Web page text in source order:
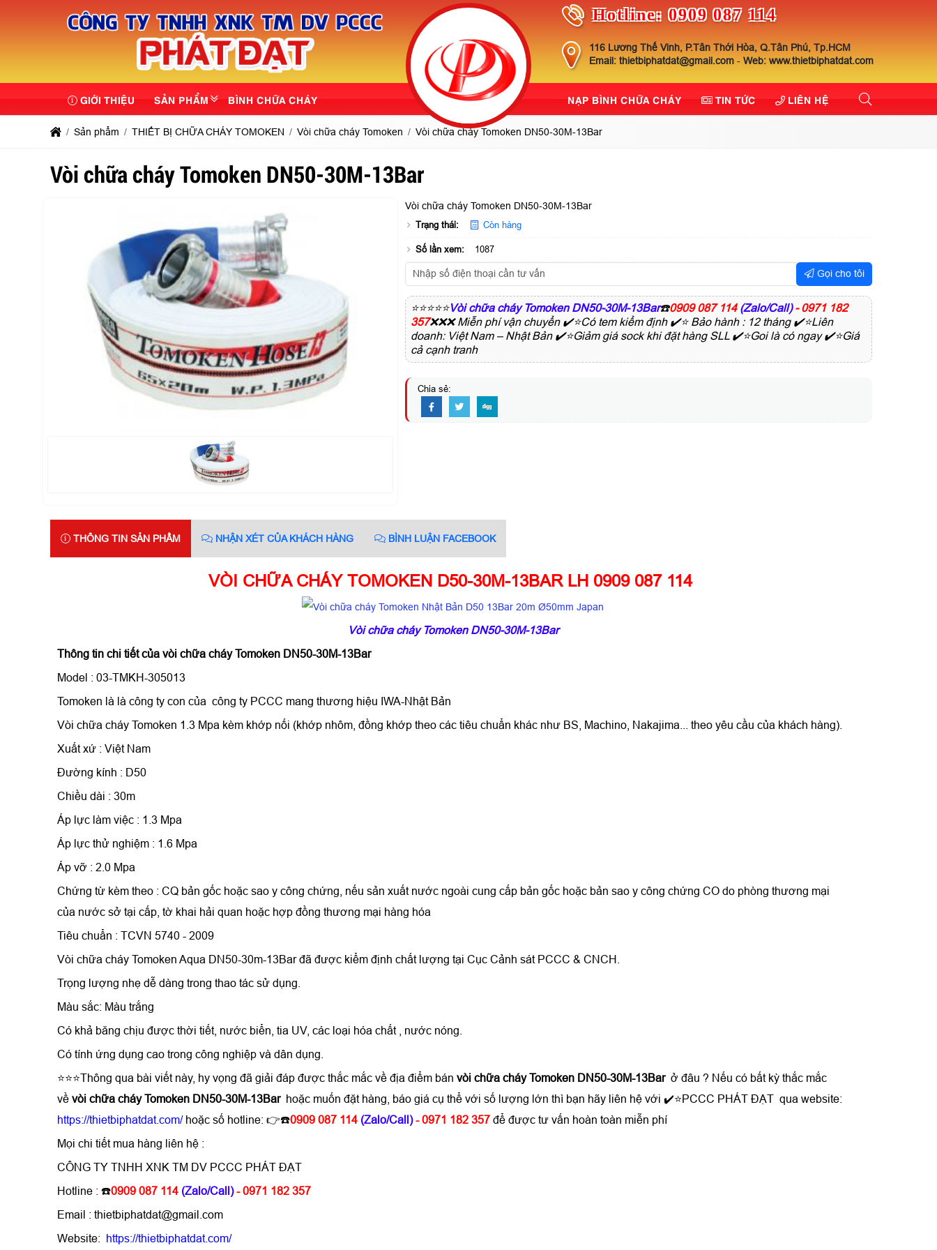
Hotline: 0909 087 114
116 Lương Thế Vinh, P.Tân Thới Hòa, Q.Tân Phú, Tp.HCM
Email: thietbiphatdat@gmail.com- Web: www.thietbiphatdat.com
GIỚI THIỆU SẢN PHẨM BÌNH CHỮA CHÁY NẠP BÌNH CHỮA CHÁY TIN TỨC LIÊN HỆ
Sản phẩm THIẾT BỊ CHỮA CHÁY TOMOKEN Vòi chữa cháy Tomoken Vòi chữa cháy Tomoken DN50-30M-13Bar
Vòi chữa cháy Tomoken DN50-30M-13Bar
Vòi chữa cháy Tomoken DN50-30M-13Bar
Trạng thái: Còn hàng
Số lần xem: 1087
Gọi cho tôi
⭐⭐⭐⭐⭐Vòi chữa cháy Tomoken DN50-30M-13Bar☎️0909 087 114 (Zalo/Call) - 0971 182
357❌❌❌ Miễn phí vận chuyển ✔️⭐Có tem kiểm định ✔️⭐ Bảo hành : 12 tháng ✔️⭐Liên
doanh: Việt Nam – Nhật Bản ✔️⭐Giảm giá sock khi đặt hàng SLL ✔️⭐Goi là có ngay ✔️⭐Giá
cả cạnh tranh
Chia sẻ:
THÔNG TIN SẢN PHẨM NHẬN XÉT CỦA KHÁCH HÀNG BÌNH LUẬN FACEBOOK
VÒI CHỮA CHÁY TOMOKEN D50-30M-13BAR LH 0909 087 114
Vòi chữa cháy Tomoken DN50-30M-13Bar
Thông tin chi tiếtcủa vòi chữa cháy Tomoken DN50-30M-13Bar
Model : 03-TMKH-305013
Tomoken là là công ty con của công ty PCCC mang thương hiệu IWA-Nhật Bản
Vòi chữa cháy Tomoken 1.3 Mpa kèm khớp nối (khớp nhôm, đồng khớp theo các tiêu chuẩn khác như BS, Machino, Nakajima... theo yêu cầu của khách hàng).
Xuất xứ : Việt Nam
Đường kính : D50
Chiều dài : 30m
Áp lực làm việc : 1.3 Mpa
Áp lực thử nghiệm : 1.6 Mpa
Áp vỡ : 2.0 Mpa
Chứng từ kèm theo : CQ bản gốc hoặc sao y công chứng, nếu sản xuất nước ngoài cung cấp bản gốc hoặc bản sao y công chứng CO do phòng thương mại
của nước sở tại cấp, tờ khai hải quan hoặc hợp đồng thương mại hàng hóa
Tiêu chuẩn : TCVN 5740 - 2009
Vòi chữa cháy Tomoken Aqua DN50-30m-13Barđã được kiểm định chất lượng tại Cục Cảnh sát PCCC & CNCH.
Trọng lượng nhẹ dễ dàng trong thao tác sử dụng.
Màu sắc: Màu trắng
Có khả băng chịu được thời tiết, nước biển, tia UV, các loại hóa chất , nước nóng.
Có tính ứng dụng cao trong công nghiệp và dân dụng.
⭐⭐⭐Thông qua bài viết này, hy vọng đã giải đáp được thắc mắc về địa điểm bán vòi chữa cháy Tomoken DN50-30M-13Bar ở đâu ? Nếu có bất kỳ thắc mắc
về vòi chữa cháy Tomoken DN50-30M-13Bar hoặc muốn đặt hàng, báo giá cụ thể với số lượng lớn thì bạn hãy liên hệ với ✔️⭐PCCC PHÁT ĐẠT qua website:
https://thietbiphatdat.com/hoặc số hotline: 👉☎️0909 087 114 (Zalo/Call) - 0971 182 357 để được tư vấn hoàn toàn miễn phí
Mọi chi tiết mua hàng liên hệ :
CÔNG TY TNHH XNK TM DV PCCC PHÁT ĐẠT
Hotline : ☎️0909 087 114 (Zalo/Call) - 0971 182 357
Email : thietbiphatdat@gmail.com
Website:
https://thietbiphatdat.com/